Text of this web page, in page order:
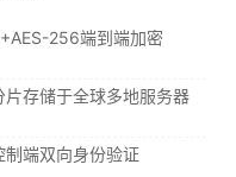
256端到端加密
片存储于全球多地服务器
制端双向身份验证